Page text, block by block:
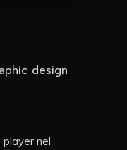
design
player nel